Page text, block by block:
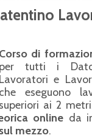
Corso di
per tutti i
Lavoratori e
che eseguono
superiori ai 2
online da
mezzo.